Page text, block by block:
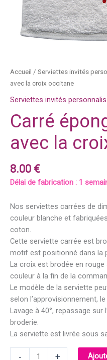
Accueil / Serviettes invités
avec la croix occitane
Serviettes invités
Carré
avec la
8.00 €
Délai de fabrication : 1
Nos serviettes carrées de
couleur blanche et
coton.
Cette serviette carrée est
motif est positionné dans la
La croix est brodée en
couleur à la fin de la
Le modèle de la serviette
selon l’approvisionnement,
Lavage à 40°, repassage
broderie.
La serviette est livrée sous
- +